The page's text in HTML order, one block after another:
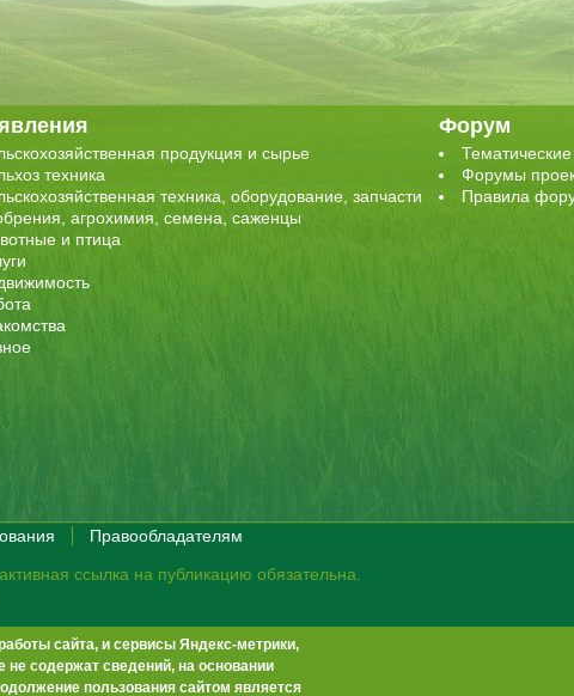
продукция и сырье
техника
техника, оборудование, запчасти
агрохимия, семена, саженцы
и птица
Форум
Форумы
Правила
Правообладателям
ссылка на публикацию обязательна.
Положение о защите персональных данных
сайта, и сервисы Яндекс-метрики,
содержат сведений, на основании
пользования сайтом является